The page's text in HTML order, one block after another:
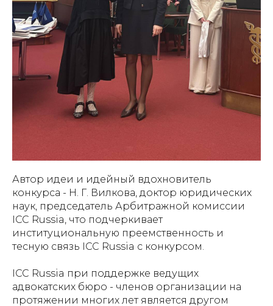
Автор идеи и идейный вдохновитель
конкурса - Н. Г. Вилкова, доктор юридических
наук, председатель Арбитражной комиссии
ICC Russia, что подчеркивает
институциональную преемственность и
тесную связь ICC Russia с конкурсом.
ICC Russia при поддержке ведущих
адвокатских бюро - членов организации на
протяжении многих лет является другом